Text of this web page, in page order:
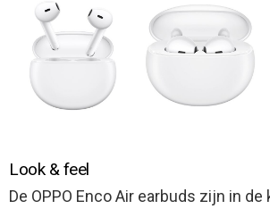
Look & feel
De OPPO Enco Air earbuds zijn in